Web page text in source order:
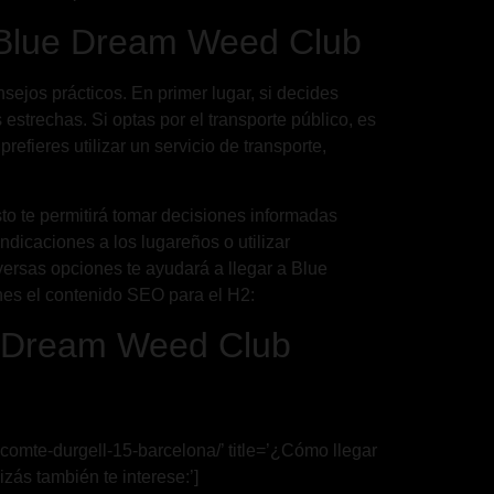
Dream Weed Club
prácticos. En primer lugar, si decides
Si optas por el transporte público, es
utilizar un servicio de transporte,
te permitirá tomar decisiones informadas
a los lugareños o utilizar
opciones te ayudará a llegar a Blue
el contenido SEO para el H2:
Weed Club
durgell-15-barcelona/’ title=’¿Cómo llegar
también te interese:’]